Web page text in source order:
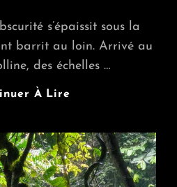
s’épaissit sous la
barrit au loin. Arrivé au
des échelles …
À LireGabon
De
Langoué,
Au